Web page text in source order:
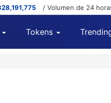
/ Volumen de 24
Tokens